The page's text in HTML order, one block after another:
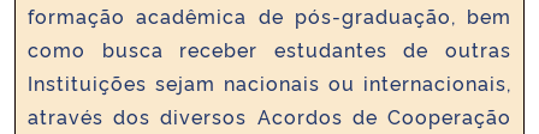
Ministério do Turismo
Ministério do Desenvolvimento Regional
formação acadêmica de pós-graduação, bem
como busca receber estudantes de outras
Instituições sejam nacionais ou internacionais,
através dos diversos Acordos de Cooperação